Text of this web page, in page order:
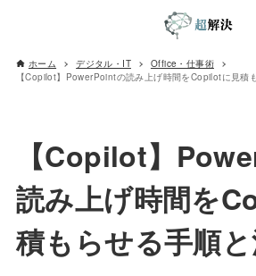
ホーム デジタル・IT
Office・仕事術
【Copilot】PowerPointの読み上げ時間をCopilotに見積
【Copilot】
読み上げ時間を
積もらせる手順